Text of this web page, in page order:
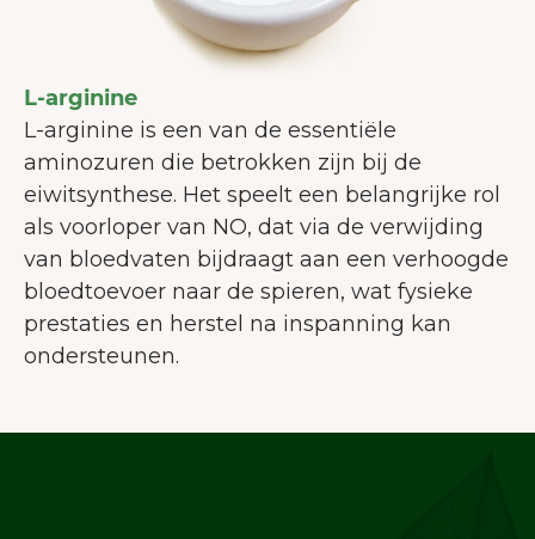
L-arginine
L-arginine is een van de essentiële
aminozuren die betrokken zijn bij de
eiwitsynthese. Het speelt een belangrijke rol
als voorloper van NO, dat via de verwijding
van bloedvaten bijdraagt aan een verhoogde
bloedtoevoer naar de spieren, wat fysieke
prestaties en herstel na inspanning kan
ondersteunen.
Op onze website gebruiken wij
cookies die ons helpen de
gebruikerservaring te verbeteren.
Meer over cookies
Alles accepteren
Alleen noodzakelijke
accepteren
Aanpassen